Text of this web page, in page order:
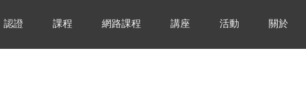
認證 課程 網路課程 講座 活動 關於